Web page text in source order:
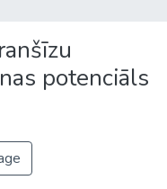
potenciāls